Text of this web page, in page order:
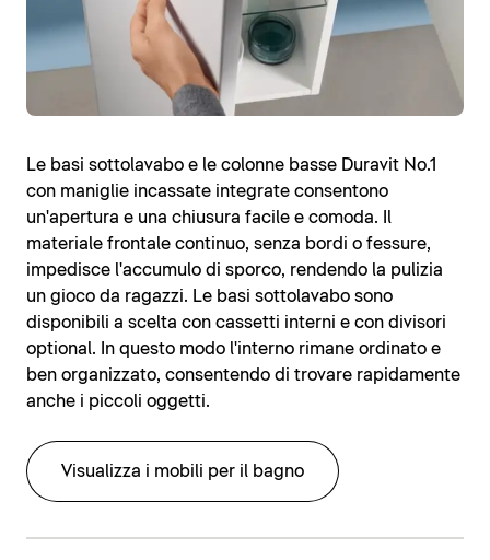
Le basi sottolavabo e le colonne basse Duravit No.1
con maniglie incassate integrate consentono
un'apertura e una chiusura facile e comoda. Il
materiale frontale continuo, senza bordi o fessure,
impedisce l'accumulo di sporco, rendendo la pulizia
un gioco da ragazzi. Le basi sottolavabo sono
disponibili a scelta con cassetti interni e con divisori
optional. In questo modo l'interno rimane ordinato e
ben organizzato, consentendo di trovare rapidamente
anche i piccoli oggetti.
Visualizza i mobili per il bagno